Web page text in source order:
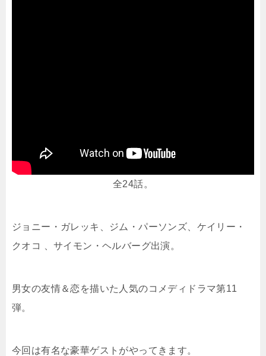
全24話。
ジョニー・ガレッキ、ジム・パーソンズ、ケイリー・
クオコ 、サイモン・ヘルバーグ出演。
男女の友情＆恋を描いた人気のコメディドラマ第11
弾。
今回は有名な豪華ゲストがやってきます。